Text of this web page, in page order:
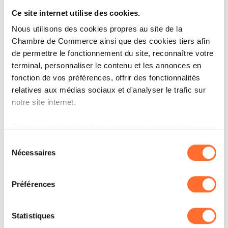
Ce site internet utilise des cookies.
Nous utilisons des cookies propres au site de la
Chambre de Commerce ainsi que des cookies tiers afin
de permettre le fonctionnement du site, reconnaître votre
terminal, personnaliser le contenu et les annonces en
fonction de vos préférences, offrir des fonctionnalités
relatives aux médias sociaux et d'analyser le trafic sur
notre site internet.
à l’exception des cookies strictement nécessaires au
fonctionnement du site. Une description des différents
cookies est accessible sous l’onglet « Détails » ci-
dessus.
Il est précisé que la navigation sur le site et certaines
fonctionnalités (ex : lecture de vidéos, partage sur les
Nécessaires
Préférences
Statistiques
milliards de transactions de paiements
dématérialisées en 2024, avec une croissance
plus modérée (7%) prévue pour l’année
suivante, les cartes continuant de dominer le
mix des paiements.
La hausse des volumes de transactions de
paiements dématérialisées dans l’e-commerce
fait du service aux commerçants une
opportunité majeure pour les banques afin de
renforcer leurs liens au-delà du simple